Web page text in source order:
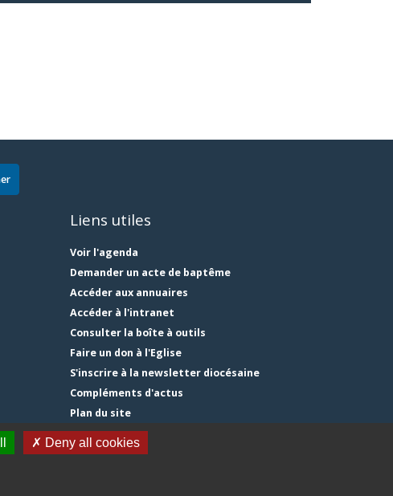
Liens utiles
Voir l'agenda
Demander un acte de baptême
Accéder aux annuaires
Accéder à l'intranet
Consulter la boîte à outils
Faire un don à l'Eglise
S'inscrire à la newsletter diocésaine
Compléments d'actus
Plan du site
Mentions légales
Gestion des cookies
✗ Deny all cookies